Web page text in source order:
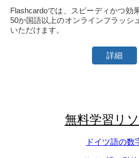
Flashcardoでは、スピーディかつ効
50か国語以上のオンラインフラッシ
いただけます。
詳細
無料学習リ
ドイツ語の数